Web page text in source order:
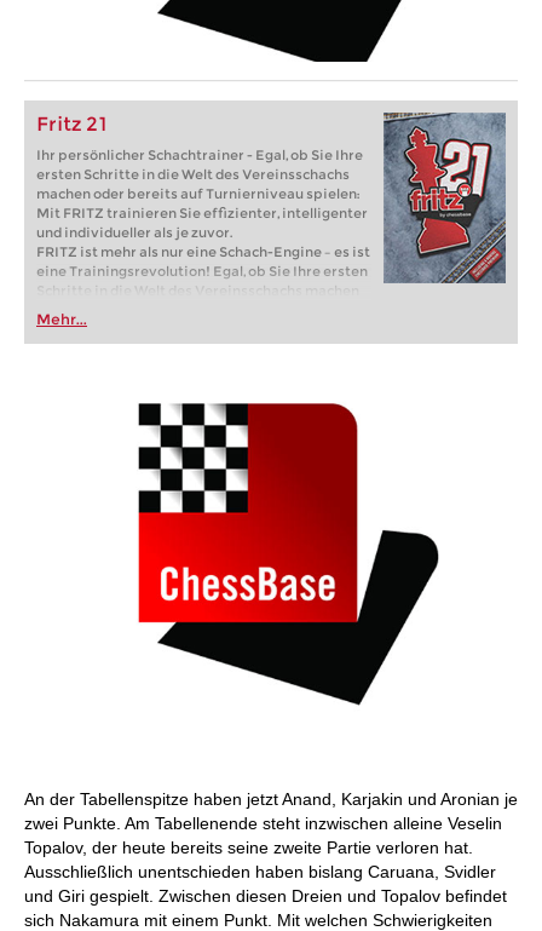
Fritz 21
Ihr persönlicher Schachtrainer - Egal, ob Sie Ihre
ersten Schritte in die Welt des Vereinsschachs
machen oder bereits auf Turnierniveau spielen:
Mit FRITZ trainieren Sie effizienter, intelligenter
und individueller als je zuvor.
FRITZ ist mehr als nur eine Schach-Engine – es ist
eine Trainingsrevolution! Egal, ob Sie Ihre ersten
Schritte in die Welt des Vereinsschachs machen
oder bereits auf Turnierniveau spielen: Mit
FRITZ trainieren Sie effizienter, intelligenter und
individueller als je zuvor.
Mehr...
An der Tabellenspitze haben jetzt Anand, Karjakin und Aronian je
zwei Punkte. Am Tabellenende steht inzwischen alleine Veselin
Topalov, der heute bereits seine zweite Partie verloren hat.
Ausschließlich unentschieden haben bislang Caruana, Svidler
und Giri gespielt. Zwischen diesen Dreien und Topalov befindet
sich Nakamura mit einem Punkt. Mit welchen Schwierigkeiten